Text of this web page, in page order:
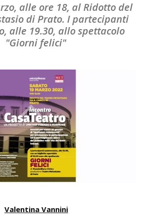
alle ore 18, al Ridotto del
di Prato. I partecipanti
alle 19.30, allo spettacolo
"Giorni felici"
Valentina Vannini